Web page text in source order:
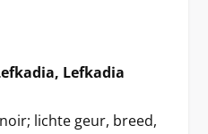
Lefkadia
lichte geur, breed,